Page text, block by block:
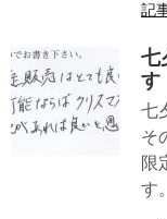
記
七
す
七
そ
限